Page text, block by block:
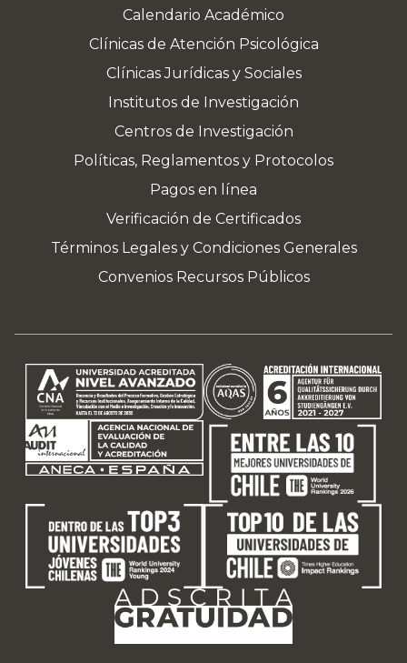
Calendario Académico
Clínicas de Atención Psicológica
Clínicas Jurídicas y Sociales
Institutos de Investigación
Centros de Investigación
Políticas, Reglamentos y Protocolos
Pagos en línea
Verificación de Certificados
Términos Legales y Condiciones Generales
Convenios Recursos Públicos